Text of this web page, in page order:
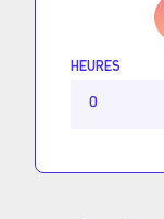
HEURES